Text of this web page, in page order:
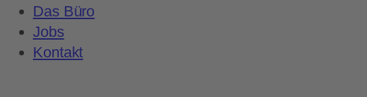
Das Büro
Jobs
Kontakt